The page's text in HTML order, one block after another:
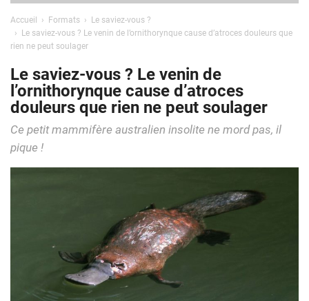
Accueil Formats
Le saviez-vous ?
Le saviez-vous ? Le venin de l’ornithorynque cause d’atroces douleurs que
rien ne peut soulager
Le saviez-vous ? Le venin de
l’ornithorynque cause d’atroces
douleurs que rien ne peut soulager
Ce petit mammifère australien insolite ne mord pas, il
pique !